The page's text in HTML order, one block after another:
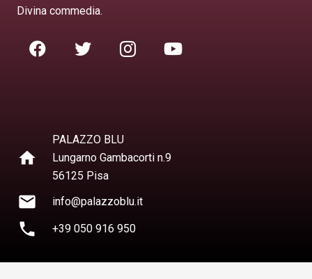
Divina commedia.
home
PALAZZO BLU
Lungarno Gambacorti n.9
56125 Pisa
mail info@palazzoblu.it
phone +39 050 916 950